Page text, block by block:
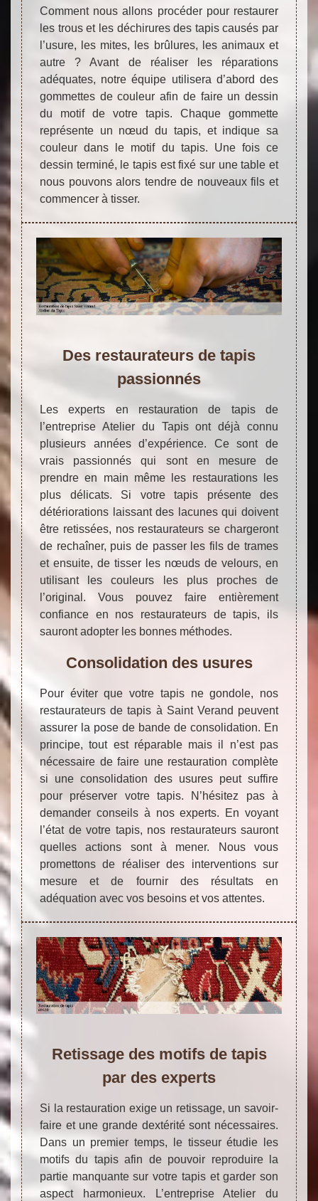
Comment nous allons procéder pour restaurer
les trous et les déchirures des tapis causés par
l’usure, les mites, les brûlures, les animaux et
autre ? Avant de réaliser les réparations
adéquates, notre équipe utilisera d’abord des
gommettes de couleur afin de faire un dessin
du motif de votre tapis. Chaque gommette
représente un nœud du tapis, et indique sa
couleur dans le motif du tapis. Une fois ce
dessin terminé, le tapis est fixé sur une table et
nous pouvons alors tendre de nouveaux fils et
commencer à tisser.
Des restaurateurs de tapis
passionnés
Les experts en restauration de tapis de
l’entreprise Atelier du Tapis ont déjà connu
plusieurs années d’expérience. Ce sont de
vrais passionnés qui sont en mesure de
prendre en main même les restaurations les
plus délicats. Si votre tapis présente des
détériorations laissant des lacunes qui doivent
être retissées, nos restaurateurs se chargeront
de rechaîner, puis de passer les fils de trames
et ensuite, de tisser les nœuds de velours, en
utilisant les couleurs les plus proches de
l’original. Vous pouvez faire entièrement
confiance en nos restaurateurs de tapis, ils
sauront adopter les bonnes méthodes.
Consolidation des usures
Pour éviter que votre tapis ne gondole, nos
restaurateurs de tapis à Saint Verand peuvent
assurer la pose de bande de consolidation. En
principe, tout est réparable mais il n’est pas
nécessaire de faire une restauration complète
si une consolidation des usures peut suffire
pour préserver votre tapis. N’hésitez pas à
demander conseils à nos experts. En voyant
l’état de votre tapis, nos restaurateurs sauront
quelles actions sont à mener. Nous vous
promettons de réaliser des interventions sur
mesure et de fournir des résultats en
adéquation avec vos besoins et vos attentes.
Retissage des motifs de tapis
par des experts
Si la restauration exige un retissage, un savoir-
faire et une grande dextérité sont nécessaires.
Dans un premier temps, le tisseur étudie les
motifs du tapis afin de pouvoir reproduire la
partie manquante sur votre tapis et garder son
aspect harmonieux. L’entreprise Atelier du